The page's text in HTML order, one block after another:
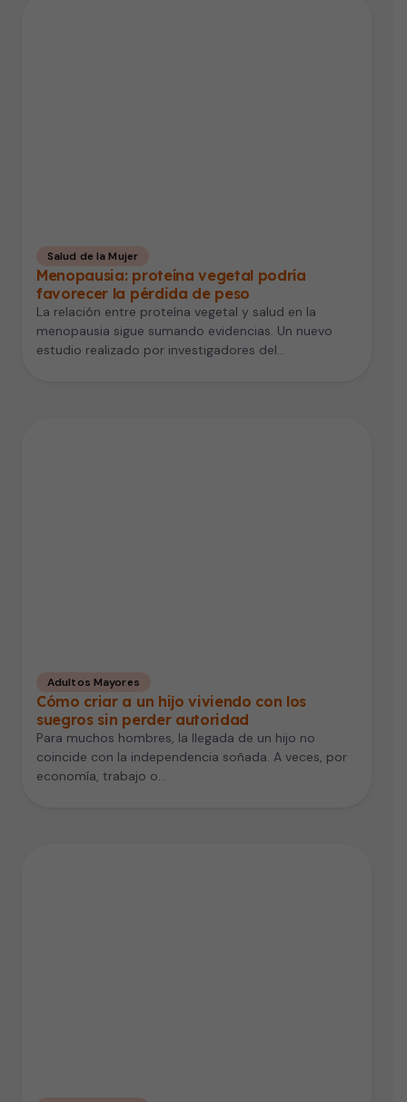
Salud de la Mujer
Menopausia: proteína vegetal podría
favorecer la pérdida de peso
La relación entre proteína vegetal y salud en la
menopausia sigue sumando evidencias. Un nuevo
estudio realizado por investigadores del…
Adultos Mayores
Cómo criar a un hijo viviendo con los
suegros sin perder autoridad
Para muchos hombres, la llegada de un hijo no
coincide con la independencia soñada. A veces, por
economía, trabajo o…